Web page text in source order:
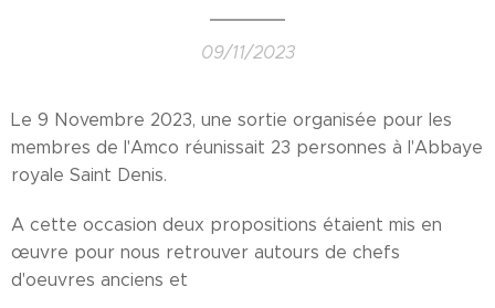
09/11/2023
Le 9 Novembre 2023, une sortie organisée pour les
membres de l'Amco réunissait 23 personnes à l'Abbaye
royale Saint Denis.
A cette occasion deux propositions étaient mis en
œuvre pour nous retrouver autours de chefs
d'oeuvres anciens et